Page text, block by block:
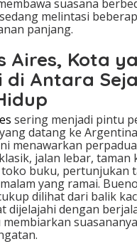
m
p
a
G
u
n
u
n
g
E
s
,
A
i
r
T
e
suasana
melintasi
panjang.
Aires, Kota
di Antara
sering menjadi pintu
datang ke
menawarkan
jalan lebar, taman
buku, pertunjukan
yang ramai.
dilihat dari balik
dijelajahi dengan
membiarkan